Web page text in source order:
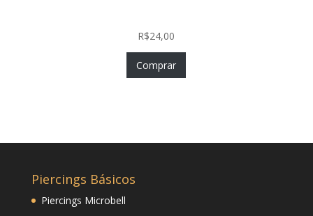
R$24,00
Comprar
Piercings Básicos
Piercings Microbell